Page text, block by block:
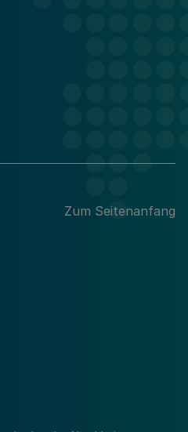
Zum Seitenanfang